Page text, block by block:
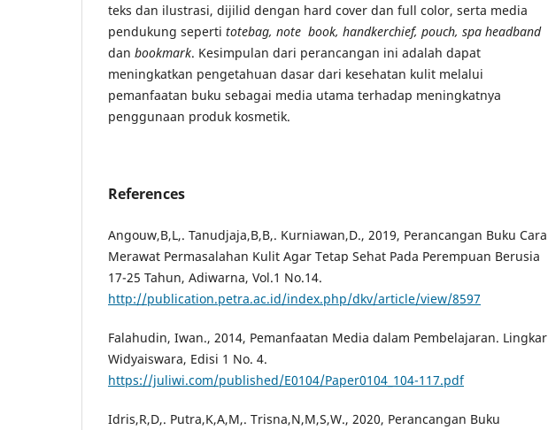
teks dan ilustrasi, dijilid dengan hard cover dan full color, serta media
pendukung seperti totebag, note book, handkerchief, pouch, spa headband
dan bookmark. Kesimpulan dari perancangan ini adalah dapat
meningkatkan pengetahuan dasar dari kesehatan kulit melalui
pemanfaatan buku sebagai media utama terhadap meningkatnya
penggunaan produk kosmetik.
References
Angouw,B,L,. Tanudjaja,B,B,. Kurniawan,D., 2019, Perancangan Buku Cara
Merawat Permasalahan Kulit Agar Tetap Sehat Pada Perempuan Berusia
17-25 Tahun, Adiwarna, Vol.1 No.14.
http://publication.petra.ac.id/index.php/dkv/article/view/8597
Falahudin, Iwan., 2014, Pemanfaatan Media dalam Pembelajaran. Lingkar
Widyaiswara, Edisi 1 No. 4.
https://juliwi.com/published/E0104/Paper0104_104-117.pdf
Idris,R,D,. Putra,K,A,M,. Trisna,N,M,S,W., 2020, Perancangan Buku